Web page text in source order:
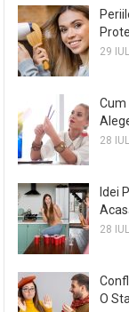
29
Cum
28
Idei
28
O